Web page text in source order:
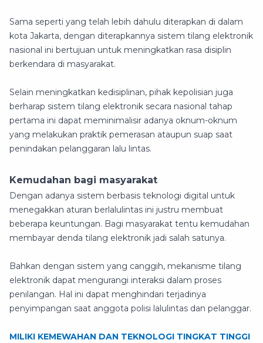
Sama seperti yang telah lebih dahulu diterapkan di dalam
kota Jakarta, dengan diterapkannya sistem tilang elektronik
nasional ini bertujuan untuk meningkatkan rasa disiplin
berkendara di masyarakat.
Selain meningkatkan kedisiplinan, pihak kepolisian juga
berharap sistem tilang elektronik secara nasional tahap
pertama ini dapat meminimalisir adanya oknum-oknum
yang melakukan praktik pemerasan ataupun suap saat
penindakan pelanggaran lalu lintas.
Kemudahan bagi masyarakat
Dengan adanya sistem berbasis teknologi digital untuk
menegakkan aturan berlalulintas ini justru membuat
beberapa keuntungan. Bagi masyarakat tentu kemudahan
membayar denda tilang elektronik jadi salah satunya.
Bahkan dengan sistem yang canggih, mekanisme tilang
elektronik dapat mengurangi interaksi dalam proses
penilangan. Hal ini dapat menghindari terjadinya
penyimpangan saat anggota polisi lalulintas dan pelanggar.
MILIKI KEMEWAHAN DAN TEKNOLOGI TINGKAT TINGGI